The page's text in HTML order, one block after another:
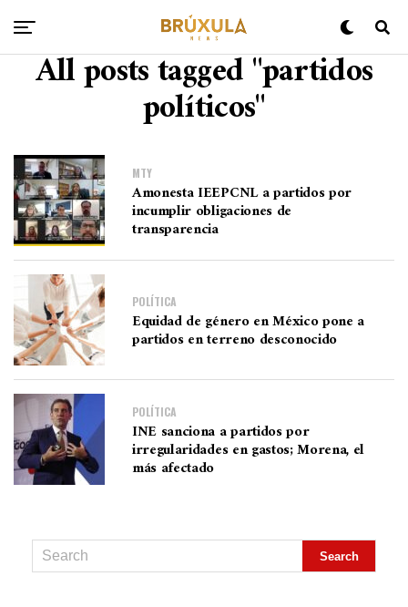
All posts tagged "partidos
políticos"
MTY
Amonesta IEEPCNL a partidos por
incumplir obligaciones de
transparencia
POLÍTICA
Equidad de género en México pone a
partidos en terreno desconocido
POLÍTICA
INE sanciona a partidos por
irregularidades en gastos; Morena, el
más afectado